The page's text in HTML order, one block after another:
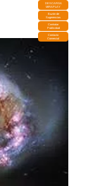
DESCARGA
MIRAPLAY
Buzón de
Sugerencias
Contratar
Publicidad
Contacto
Comercial